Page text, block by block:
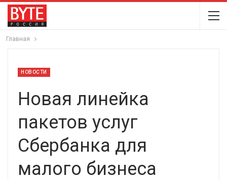
Главная
НОВОСТИ
Новая линейка
пакетов услуг
Сбербанка для
малого бизнеса